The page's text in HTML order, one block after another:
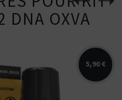
DNA OXVA
5,90 €